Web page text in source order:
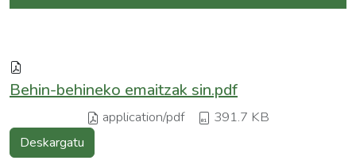
Behin-behineko emaitzak sin.pdf
application/pdf 391.7 KB
Deskargatu